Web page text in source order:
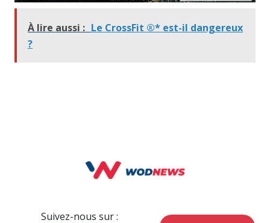
À lire aussi : Le CrossFit ®* est-il dangereux
?
Suivez-nous sur :